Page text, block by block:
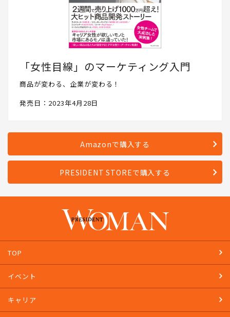
「女性目線」のマーケティング入門
商品が変わる、企業が変わる！
発売日：2023年4月28日
Amazonで購入する
PRESIDENT STOREで購入する
TOP
イベント
キャリア